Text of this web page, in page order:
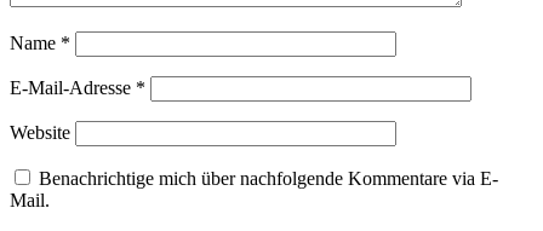
Name *
E-Mail-Adresse *
Website
Benachrichtige mich über nachfolgende Kommentare via E-
Mail.